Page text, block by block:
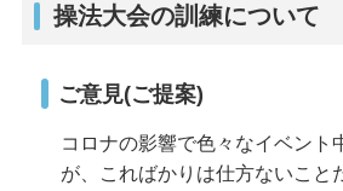
操法大会の訓練について
ご意見(ご提案)
コロナの影響で色々なイベント
が、こればかりは仕方ないこと